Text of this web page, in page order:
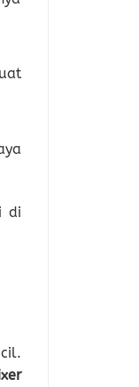
di